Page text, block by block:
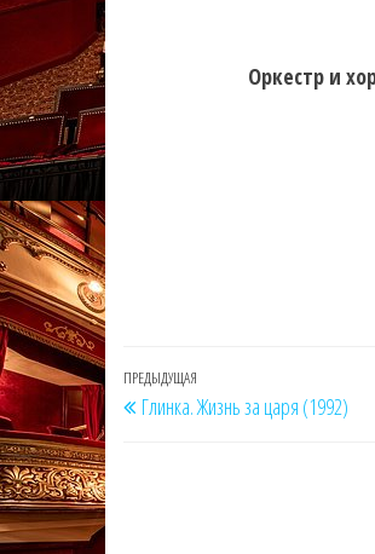
Оркестр и
Навигация
по
Предыдущая
запись
ПРЕДЫДУЩАЯ
Глинка. Жизнь за царя (1992)